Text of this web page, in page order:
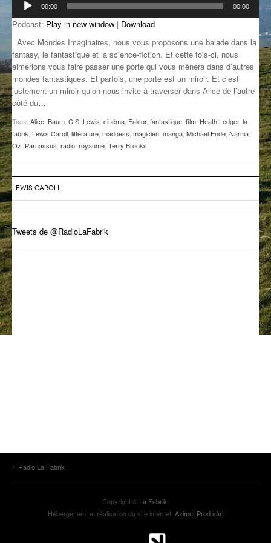
IL ÉTAIT UNE FOIS
L’ASTUCE DE LA PORTE EN BOIS
LA FABRIK POÉTIK
LA SOUTERRAINE
MUSIQUE DES ANTIPODES
NOS ANCIENS
SONORIK
THEME FORCE
audio
00:00 00:00
Podcast: Play in new window | Download
Avec Mondes Imaginaires, nous vous proposons une balade dans la
fantasy, le fantastique et la science-fiction. Et cette fois-ci, nous
aimerions vous faire passer une porte qui vous mènera dans d’autres
mondes fantastiques. Et parfois, une porte est un miroir. Et c’est
justement un miroir qu’on nous invite à traverser dans Alice de l’autre
côté du…
Tags: Alice Baum C.S. Lewis cinéma Falcor, fantastique film Heath Ledger, la
fabrik Lewis Caroll litterature madness magicien manga Michael Ende Narnia
Oz Parnassus radio royaume Terry Brooks
LEWIS CAROLL
Tweets de @RadioLaFabrik
Radio La Fabrik
Copyright © La Fabrik
Hébergement et réalisation du site internet: Azimut Prod sàrl